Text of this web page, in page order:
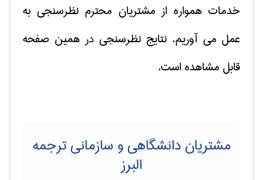
خدمات همواره از مشتریان محترم نظرسنجی به
عمل می آوریم. نتایج نظرسنجی در همین صفحه
قابل مشاهده است.
مشتریان دانشگاهی و سازمانی ترجمه
البرز